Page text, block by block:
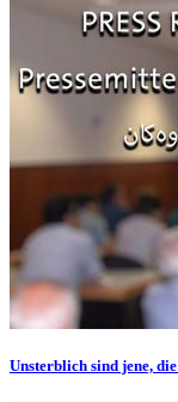
Unsterblich sind jene,